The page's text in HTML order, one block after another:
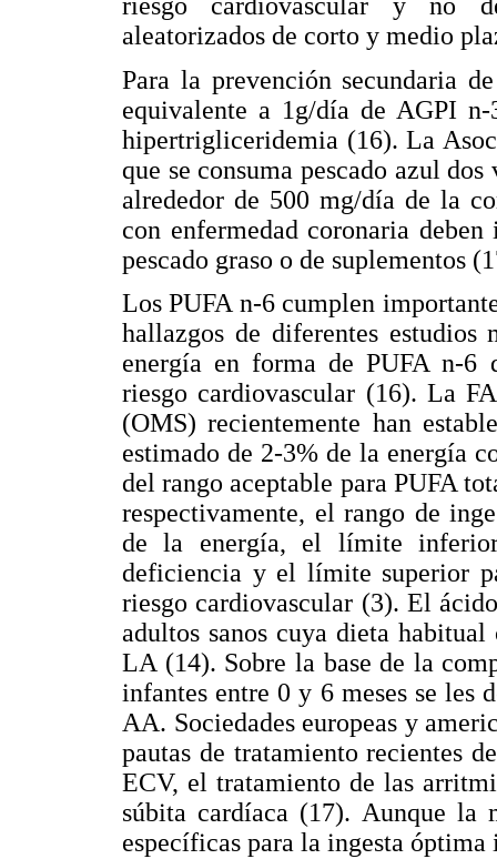
aleatorizados de corto y medio
Para la prevención secundaria
equivalente a 1g/día de AGPI
hipertrigliceridemia (16). La
que se consuma pescado azul
alrededor de 500 mg/día de la
con enfermedad coronaria
pescado graso o de suplementos
Los PUFA n-6 cumplen
hallazgos de diferentes
energía en forma de PUFA n-
riesgo cardiovascular (16). La
(OMS) recientemente han
estimado de 2-3% de la energía
del rango aceptable para PUFA
respectivamente, el rango de
de la energía, el límite
deficiencia y el límite superior
riesgo cardiovascular (3). El
adultos sanos cuya dieta
LA (14). Sobre la base de la
infantes entre 0 y 6 meses se les
AA. Sociedades europeas y
pautas de tratamiento recientes
ECV, el tratamiento de las
súbita cardíaca (17). Aunque la
específicas para la ingesta